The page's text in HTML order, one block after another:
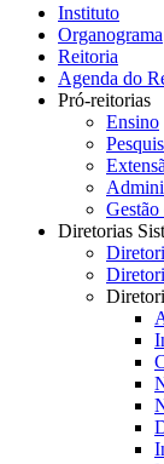
Instituto
Organograma
Reitoria
Agenda do
Pró-reitorias
Ensino
Gestão
Diretorias